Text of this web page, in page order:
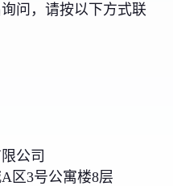
问，请按以下方式联
公司
区3号公寓楼8层